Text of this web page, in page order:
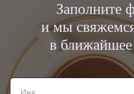
Заполните
и мы
в